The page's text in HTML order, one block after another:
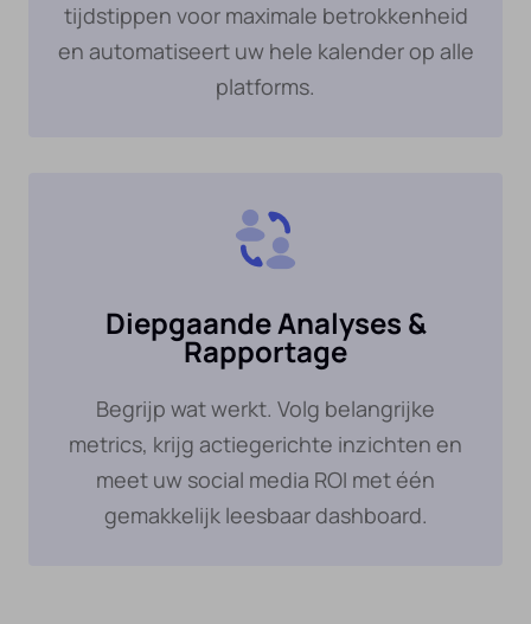
tijdstippen voor maximale betrokkenheid
en automatiseert uw hele kalender op alle
platforms.
Diepgaande Analyses &
Rapportage
Begrijp wat werkt. Volg belangrijke
metrics, krijg actiegerichte inzichten en
meet uw social media ROI met één
gemakkelijk leesbaar dashboard.